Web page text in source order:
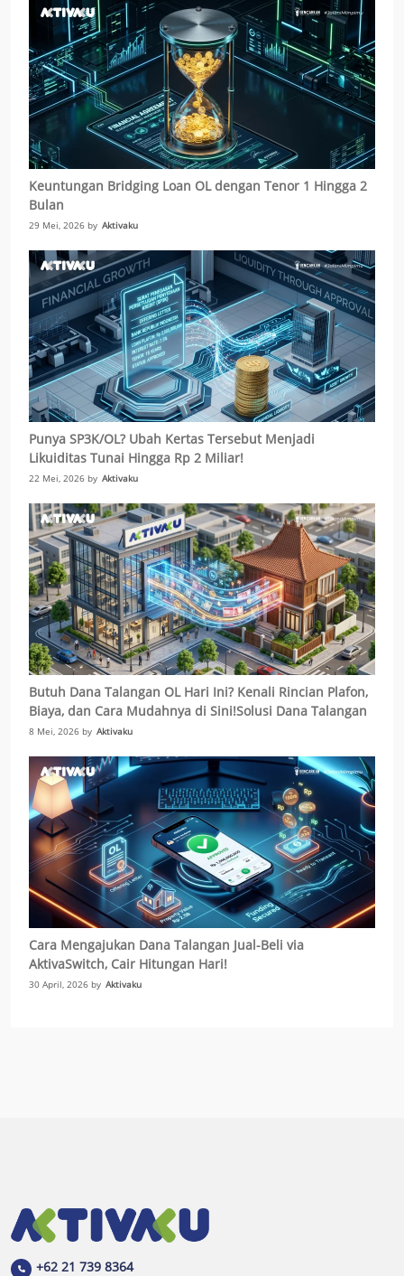
Keuntungan Bridging Loan OL dengan Tenor 1 Hingga 2
Bulan
29 Mei, 2026 by Aktivaku
Punya SP3K/OL? Ubah Kertas Tersebut Menjadi
Likuiditas Tunai Hingga Rp 2 Miliar!
22 Mei, 2026 by Aktivaku
Butuh Dana Talangan OL Hari Ini? Kenali Rincian Plafon,
Biaya, dan Cara Mudahnya di Sini!Solusi Dana Talangan
Biaya-biaya KPR Cepat Cair Tanpa Repot Jual Aset
8 Mei, 2026 by Aktivaku
Cara Mengajukan Dana Talangan Jual-Beli via
AktivaSwitch, Cair Hitungan Hari!
30 April, 2026 by Aktivaku
+62 21 739 8364